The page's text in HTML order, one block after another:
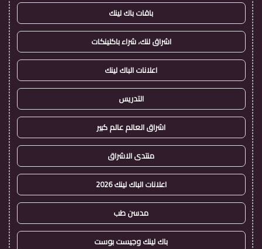
باقات باك لينك
اشراق لنك، شراء باكلينكات
اعلانات الباك لينك
التدريس
اشراق العالم عالم كبير
منتدى الاشراق
اعلانات الباك لينك 2026
مدسن طب
باك لينك وجيست بوست